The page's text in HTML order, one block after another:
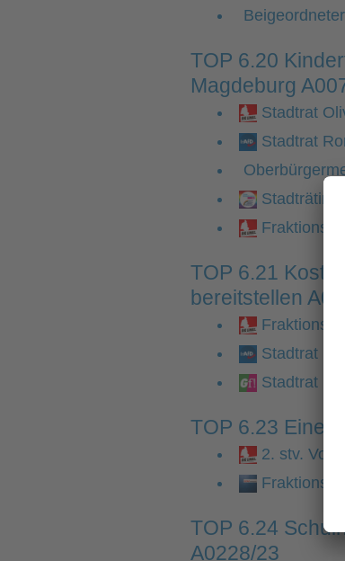
TOP 6.20
Magdeburg
Stadtrat
Stadtrat
Stadträtin
TOP 6.21
bereitstellen
Stadtrat
Stadtrat
TOP 6.23 Eine
2. stv.
TOP 6.24
A0228/23